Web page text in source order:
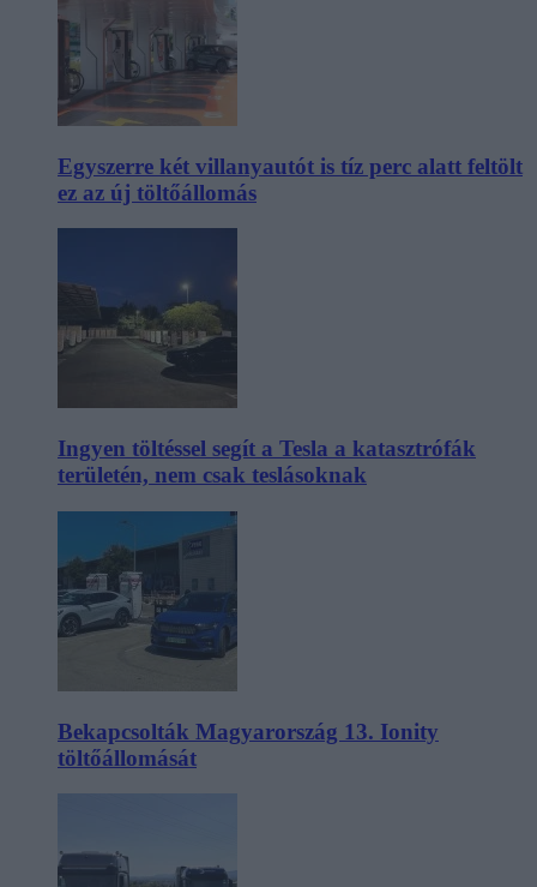
Egyszerre két villanyautót is tíz perc alatt feltölt
ez az új töltőállomás
Ingyen töltéssel segít a Tesla a katasztrófák
területén, nem csak teslásoknak
Bekapcsolták Magyarország 13. Ionity
töltőállomását